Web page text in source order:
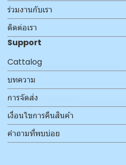
ร่วมงานกับเรา
ติดต่อเรา
Support
Cattalog
บทความ
การจัดส่ง
เงื่อนไขการคืนสินค้า
คำถามที่พบบ่อย